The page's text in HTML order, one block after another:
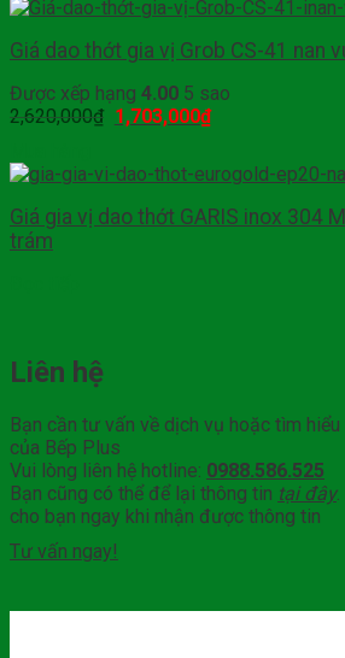
Giá dao thớt gia vị Grob CS-41 nan
Được xếp hạng 4.00 5 sao
2,620,000₫ 1,703,000₫
Giá gia vị dao thớt GARIS inox 304
trám
Liên hệ
Bạn cần tư vấn về dịch vụ hoặc tìm
của Bếp Plus
Vui lòng liên hệ hotline: 0988.586.525
Bạn cũng có thể để lại thông tin tại đây
cho bạn ngay khi nhận được thông tin
Tư vấn ngay!